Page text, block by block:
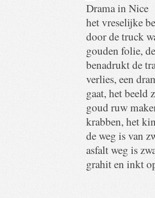
Drama in Nice
het vreselijke
door de truck
gouden folie,
benadrukt de
verlies, een
gaat, het beeld
goud ruw
krabben, het
de weg is van
asfalt weg is
grahit en inkt